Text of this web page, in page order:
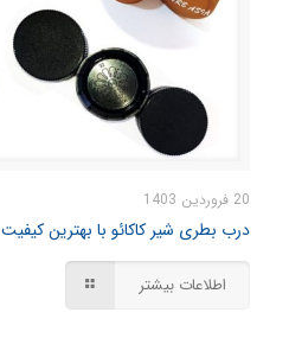
20 فروردین 1403
درب بطری شیر کاکائو با بهترین کیفیت
اطلاعات بیشتر